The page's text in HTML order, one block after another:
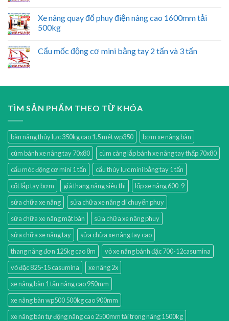
Xe nâng quay đổ phuy điện nâng cao 1600mm tải
500kg
Cẩu mốc động cơ mini bằng tay 2 tấn và 3 tấn
TÌM SẢN PHẨM THEO TỪ KHÓA
bàn nâng thủy lực 350kg cao 1.5 mét wp350
bơm xe nâng bàn
cùm bánh xe nâng tay 70x80
cùm càng lắp bánh xe nâng tay thấp 70x80
cẩu móc động cơ mini 1 tấn
cẩu thủy lực mini bằng tay 1 tấn
cốt lắp tay bơm
giá thang nâng siêu thị
lốp xe nâng 600-9
sửa chữa xe nâng
sửa chữa xe nâng di chuyển phuy
sửa chữa xe nâng mặt bàn
sửa chữa xe nâng phuy
sửa chữa xe nâng tay
sửa chữa xe nâng tay cao
thang nâng đơn 125kg cao 8m
vỏ xe nâng bánh đặc 700-12casumina
vỏ đặc 825-15 casumina
xe nâng 2x
xe nâng bàn 1 tấn nâng cao 950mm
xe nâng bàn wp500 500kg cao 900mm
xe nâng bán tự động nâng cao 2500mm tải trọng nâng 1500kg